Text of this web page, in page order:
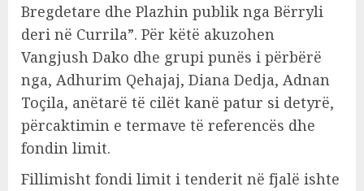
Bregdetare dhe Plazhin publik nga Bërryli
deri në Currila”. Për këtë akuzohen
Vangjush Dako dhe grupi punës i përbërë
nga, Adhurim Qehajaj, Diana Dedja, Adnan
Toçila, anëtarë të cilët kanë patur si detyrë,
përcaktimin e termave të referencës dhe
fondin limit.
Fillimisht fondi limit i tenderit në fjalë ishte